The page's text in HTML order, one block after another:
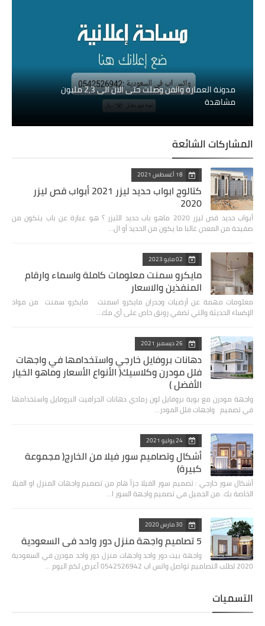
مدونة العمارة والفن وصلت حتى الان الى 2,3 مليون
مشاهدة
المشاركات الشائعة
18 أغسطس 2021
كتالوج ابواب حديد ليزر 2021 أبواب قص ليزر
2020
أبواب حديد قص ليزر 2020 ‏ماهو باب حديد الليزر ؟ هو عبارة عن باب يتكون من
صفيحة من المعدن غالبا ما يكون من الحديد أو ال…
02 مايو 2023
مايكرو سمنت معلومات كاملة واسماء وارقام
المنفذين والاسعار
معلومات مهمة عن أرضيات وجدران مايكرو اسمنت مايكرو سمنت من مواد
الإكساء الحديثة والتي تضفي رونق خاص على أي مك…
26 ديسمبر 2021
دهانات بروفايل خارجي واستخدامها في واجهات
فلل مودرن وكلاسيك( الأنواع الأسعار وماهو الخيار
الأفضل )
واجهة مودرن مع بوية بروفايل لون رمادي دهانات الجرافيت البروفايل واستخدامها
في تصميم واجهات فلل المودر…
24 يوليو 2021
أشكال وتصاميم سور فيلا من الخارج( مجموعة
كبيرة)
أشكال سور خارجي : تصميم سور الفيلا جزأ هام من تصميم واجهات المنزل او الفيلا
الخاصة بك. من الجميل في تصميم واجهة السور ا…
30 مارس 2020
5 تصاميم واجهة منزل دور واحد في السعودية
واجهة بيت دور واحد واجهات منزل دور واحد مودرن في السعودية
2020 لطلب التصاميم تواصل واتس اب 0542526942 أعرض لكم اليوم …
التسميات